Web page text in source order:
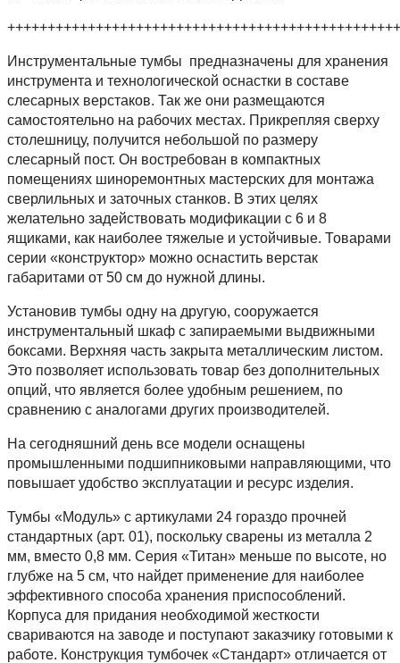
Инструментальные тумбы предназначены для хранения
инструмента и технологической оснастки в составе
слесарных верстаков. Так же они размещаются
самостоятельно на рабочих местах. Прикрепляя сверху
столешницу, получится небольшой по размеру
слесарный пост. Он востребован в компактных
помещениях шиноремонтных мастерских для монтажа
сверлильных и заточных станков. В этих целях
желательно задействовать модификации с 6 и 8
ящиками, как наиболее тяжелые и устойчивые. Товарами
серии «конструктор» можно оснастить верстак
габаритами от 50 см до нужной длины.
Установив тумбы одну на другую, сооружается
инструментальный шкаф с запираемыми выдвижными
боксами. Верхняя часть закрыта металлическим листом.
Это позволяет использовать товар без дополнительных
опций, что является более удобным решением, по
сравнению с аналогами других производителей.
На сегодняшний день все модели оснащены
промышленными подшипниковыми направляющими, что
повышает удобство эксплуатации и ресурс изделия.
Тумбы «Модуль» с артикулами 24 гораздо прочней
стандартных (арт. 01), поскольку сварены из металла 2
мм, вместо 0,8 мм. Серия «Титан» меньше по высоте, но
глубже на 5 см, что найдет применение для наиболее
эффективного способа хранения приспособлений.
Корпуса для придания необходимой жесткости
свариваются на заводе и поступают заказчику готовыми к
работе. Конструкция тумбочек «Стандарт» отличается от